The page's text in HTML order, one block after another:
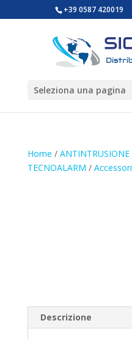
+39 0587 420019
Seleziona una pagina
Home / ANTINTRUSIONE
TECNOALARM / Accessori
Descrizione